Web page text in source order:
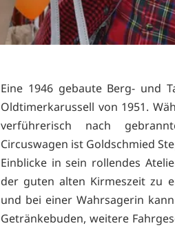
Eine 1946 gebaute Berg- und
Oldtimerkarussell von 1951.
verführerisch nach
Circuswagen ist Goldschmied
Einblicke in sein rollendes
der guten alten Kirmeszeit zu
und bei einer Wahrsagerin
Getränkebuden, weitere